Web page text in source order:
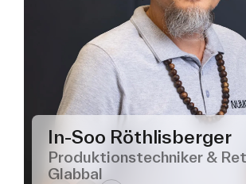
In-Soo Röthlisberger
Produktionstechniker &
Glabbal
SchreibenKopieren
Anrufen Kopieren